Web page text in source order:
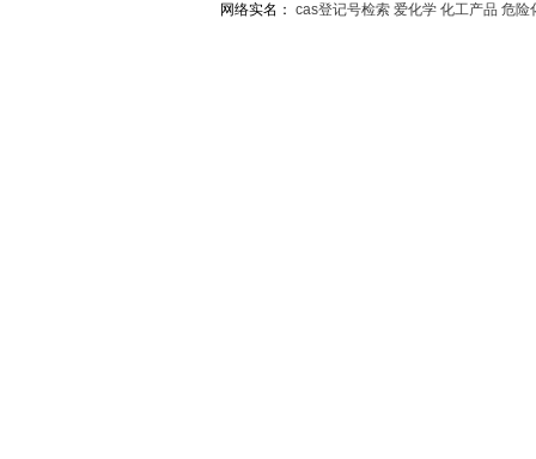
网络实名： cas登记号检索 爱化学 化工产品 危险